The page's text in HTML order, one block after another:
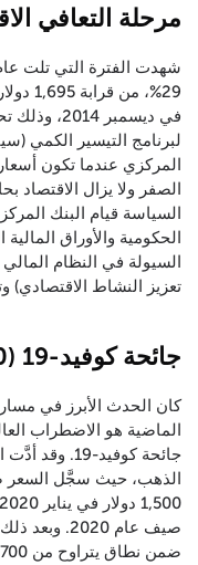
مرحلة التعافي
في ديسمبر
لبرنامج التيسير الكمي
المركزي عندما تكون
الصفر ولا يزال
السياسة قيام البنك
الحكومية والأوراق
السيولة في النظام المالي
تعزيز النشاط الاقتصادي)
جائحة كوفيد-19 (2020–2023)
كان الحدث الأبرز في
الماضية هو الاضطراب
جائحة كوفيد-
صيف عام